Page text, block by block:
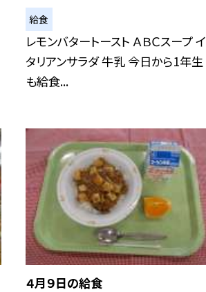
給食
レモンバタートースト ＡＢＣスープ イ
タリアンサラダ 牛乳 今日から1年生
も給食...
４月９日の給食